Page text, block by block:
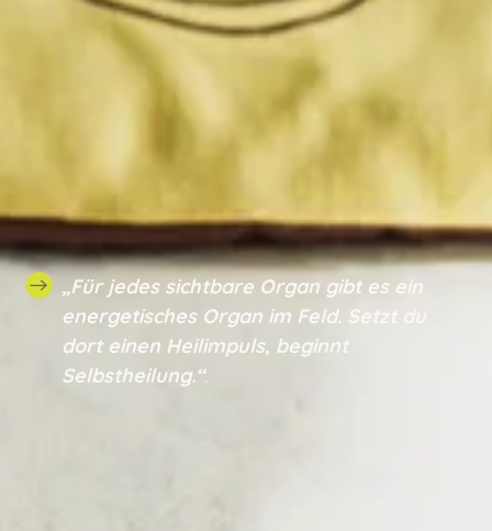
„Für jedes sichtbare Organ gibt es ein
energetisches Organ im Feld. Setzt du
dort einen Heilimpuls, beginnt
Selbstheilung.“.